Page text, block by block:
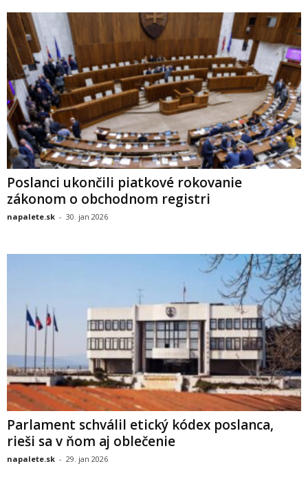
Poslanci ukončili piatkové rokovanie
zákonom o obchodnom registri
napalete.sk - 30. jan 2026
Parlament schválil etický kódex poslanca,
rieši sa v ňom aj oblečenie
napalete.sk - 29. jan 2026